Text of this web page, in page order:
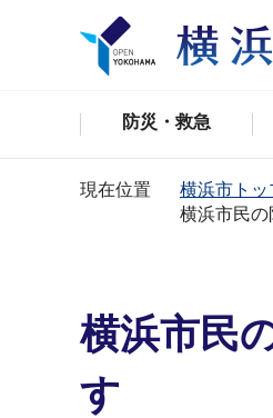
防災・救急
現在位置 横浜市トッ
横浜市民
横浜市民
す